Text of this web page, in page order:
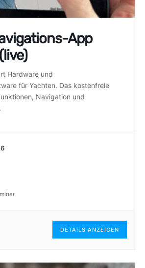
App
Hardware und
für Yachten. Das kostenfreie
Navigation und
DETAILS ANZEIGEN